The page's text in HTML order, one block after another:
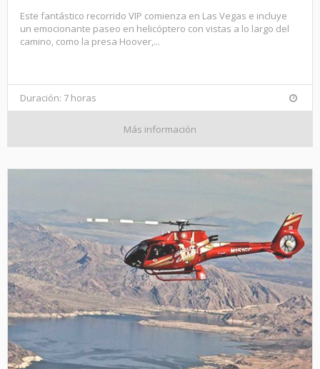
Este fantástico recorrido VIP comienza en Las Vegas e incluye
un emocionante paseo en helicóptero con vistas a lo largo del
camino, como la presa Hoover,...
Duración: 7 horas
Más información